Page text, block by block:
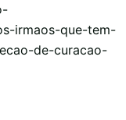
irmaos-que-tem-
de-curacao-